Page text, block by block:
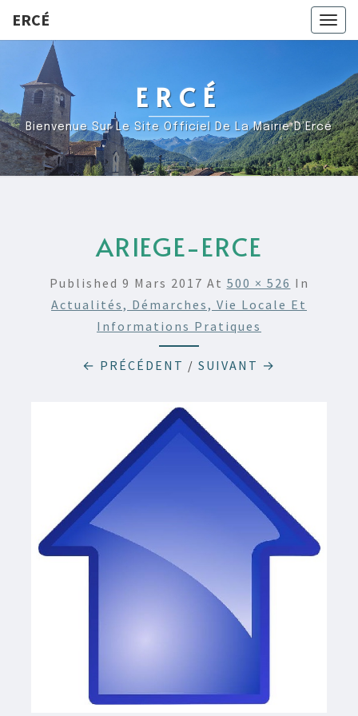
ERCÉ
ERCÉ
Bienvenue Sur Le Site Officiel De La Mairie D’Ercé
ARIEGE-ERCE
Published 9 Mars 2017 At 500 × 526 In
Actualités, Démarches, Vie Locale Et
Informations Pratiques
← PRÉCÉDENT / SUIVANT →